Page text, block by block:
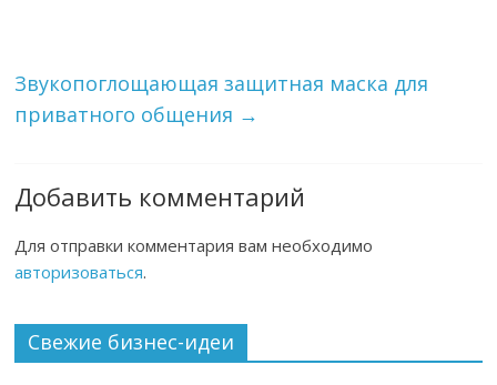
Звукопоглощающая защитная маска для
приватного общения →
Добавить комментарий
Для отправки комментария вам необходимо
авторизоваться.
Свежие бизнес-идеи